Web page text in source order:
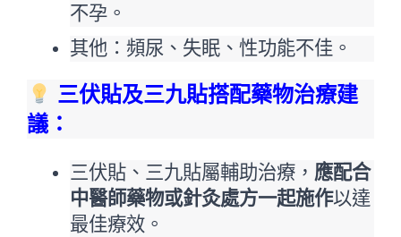
不孕。
其他：頻尿、失眠、性功能不佳。
三伏貼及三九貼搭配藥物治療建
議：
三伏貼、三九貼屬輔助治療， 應配合
中醫師藥物或針灸處方一起施作以達
最佳療效。